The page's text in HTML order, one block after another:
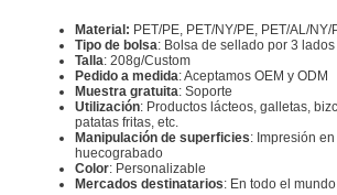
Material: PET/PE, PET/NY/PE, PET/AL/NY/
Tipo de bolsa: Bolsa de sellado por 3 lados
Talla: 208g/Custom
Pedido a medida: Aceptamos OEM y ODM
Muestra gratuita: Soporte
Utilización: Productos lácteos, galletas,
patatas fritas, etc.
Manipulación de superficies: Impresión en
huecograbado
Color: Personalizable
Mercados destinatarios: En todo el mundo